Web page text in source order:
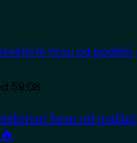
59:08
hrou od podání